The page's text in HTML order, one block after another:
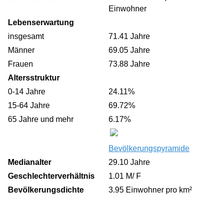
Einwohner
Lebenserwartung
insgesamt
71.41 Jahre
Männer
69.05 Jahre
Frauen
73.88 Jahre
Altersstruktur
0-14 Jahre
24.11%
15-64 Jahre
69.72%
65 Jahre und mehr
6.17%
Bevölkerungspyramide
Medianalter
29.10 Jahre
Geschlechterverhältnis
1.01 M/ F
Bevölkerungsdichte
3.95 Einwohner pro km²